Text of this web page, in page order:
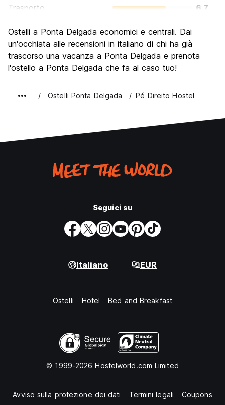
Trasporto
6.7
Luoghi di interesse culturale
Festa / Vita notturna
6.2
Qualita' Prezzo
Ostelli a Ponta Delgada economici e centrali. Dai
un'occhiata alle recensioni in italiano di chi ha già
trascorso una vacanza a Ponta Delgada e prenota
l'ostello a Ponta Delgada che fa al caso tuo!
Ostelli Ponta Delgada Pé Direito Hostel
Seguici su
Italiano EUR
Ostelli Hotel Bed and Breakfast
© 1999-2026 Hostelworld.com Limited
Avviso sulla protezione dei dati Termini legali Coupons